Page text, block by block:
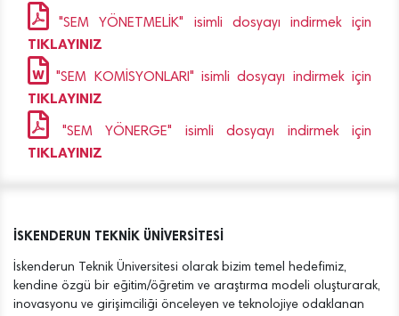
"SEM YÖNETMELİK" isimli dosyayı indirmek için
TIKLAYINIZ
"SEM KOMİSYONLARI" isimli dosyayı indirmek için
TIKLAYINIZ
"SEM YÖNERGE" isimli dosyayı indirmek için
TIKLAYINIZ
İSKENDERUN TEKNİK ÜNİVERSİTESİ
İskenderun Teknik Üniversitesi olarak bizim temel hedefimiz,
kendine özgü bir eğitim/öğretim ve araştırma modeli oluşturarak,
inovasyonu ve girişimciliği önceleyen ve teknolojiye odaklanan